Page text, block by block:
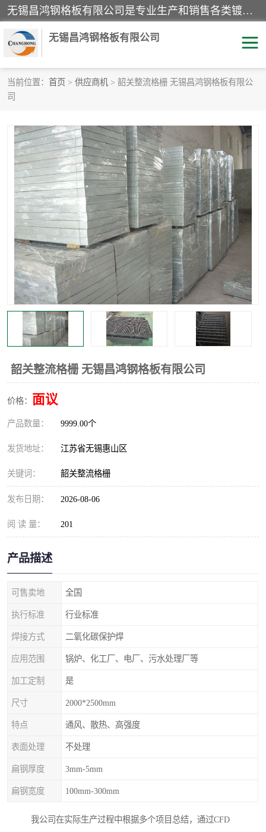
无锡昌鸿钢格板有限公司是专业生产和销售各类镀锌钢格板、镀锌钢格栅、不锈钢钢格及其相关产品的现代化企业。公司产品广泛运用于石油、化工、港口、电力、运输、造纸、医药、钢铁、食品、市政、房地产、制造业等各个领域。
无锡昌鸿钢格板有限公司
当前位置： 首页 > 供应商机 > 韶关整流格栅 无锡昌鸿钢格板有限公
司
韶关整流格栅 无锡昌鸿钢格板有限公司
价格： 面议
产品数量： 9999.00个
发货地址： 江苏省无锡惠山区
关键词： 韶关整流格栅
发布日期： 2026-08-06
阅 读 量： 201
产品描述
可售卖地 全国
执行标准 行业标准
焊接方式 二氧化碳保护焊
应用范围 锅炉、化工厂、电厂、污水处理厂等
加工定制 是
尺寸 2000*2500mm
特点 通风、散热、高强度
表面处理 不处理
扁钢厚度 3mm-5mm
扁钢宽度 100mm-300mm
我公司在实际生产过程中根据多个项目总结，通过CFD
踏步板 水沟盖板
栏杆 钢格栅
齿形钢格板 钢格板
热镀锌钢格板 复合钢格板
钢格栅踏步板 插接钢格板
整流格栅